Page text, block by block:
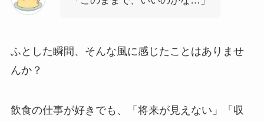
ふとした瞬間、そんな風に感じたことはありませ
んか？
飲食の仕事が好きでも、「将来が見えない」「収